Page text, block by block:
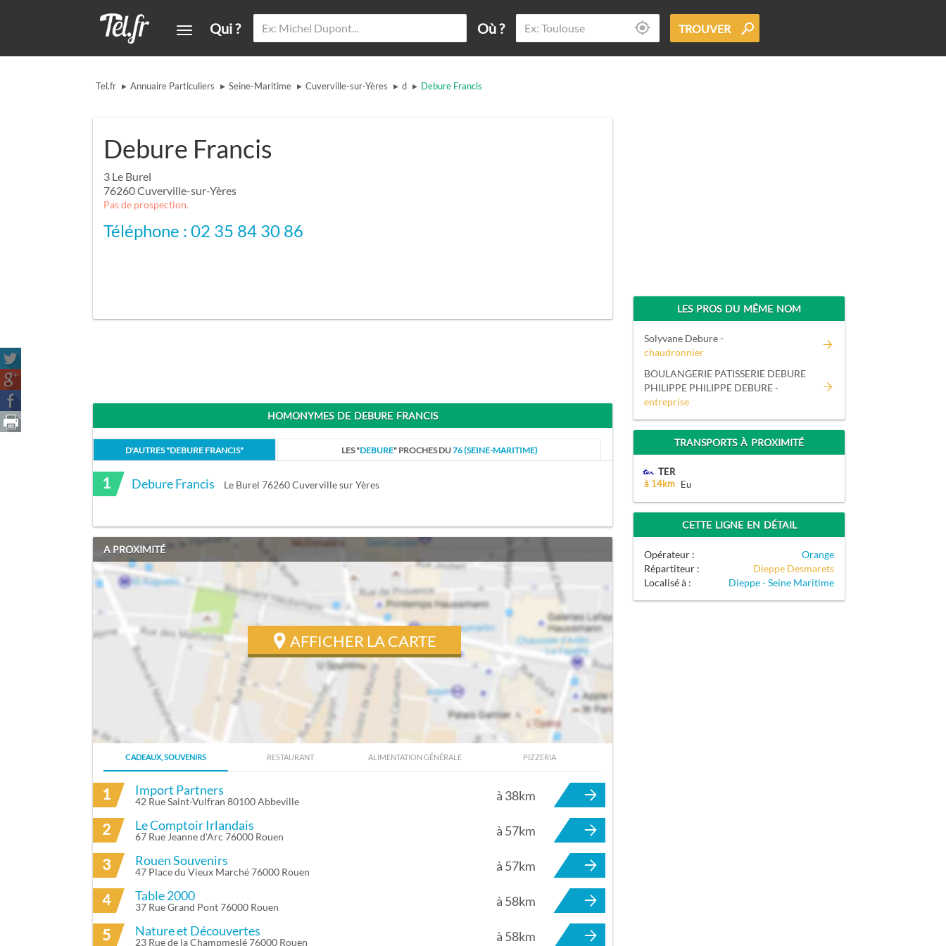
Qui ? Où ? TROUVER
Tel.fr ▸ Annuaire Particuliers ▸ Seine-Maritime ▸ Cuverville-sur-Yères ▸ d ▸ Debure Francis
Debure Francis
3 Le Burel
76260Cuverville-sur-Yères
Pas de prospection.
Téléphone : 02 35 84 30 86
HOMONYMES DE DEBURE FRANCIS
D'AUTRES "DEBURE FRANCIS" LES "DEBURE" PROCHES DU76 (SEINE-MARITIME)
1 Debure Francis Le Burel 76260 Cuverville sur Yères
A PROXIMITÉ
AFFICHER LA CARTE
ITINÉRAIRE VERS DEBURE FRANCIS À CUVERVILLE-SUR-YÈRES
CADEAUX, SOUVENIRS RESTAURANT ALIMENTATION GÉNÉRALE PIZZERIA
1 Import Partners
42 Rue Saint-Vulfran 80100 Abbeville à 38km
2 Le Comptoir Irlandais
67 Rue Jeanne d'Arc 76000 Rouen à 57km
3 Rouen Souvenirs
47 Place du Vieux Marché 76000 Rouen à 57km
4 Table 2000
37 Rue Grand Pont 76000 Rouen à 58km
5 Nature et Découvertes
23 Rue de la Champmeslé 76000 Rouen à 58km
LES PROS DU MÊME NOM
Solyvane Debure -
chaudronnier
BOULANGERIE PATISSERIE DEBURE
PHILIPPE PHILIPPE DEBURE -
entreprise
TRANSPORTS À PROXIMITÉ
TER
à 14km Eu
CETTE LIGNE EN DÉTAIL
Opérateur :
Orange
Répartiteur :
Dieppe Desmarets
Localisé à :
Dieppe - Seine Maritime